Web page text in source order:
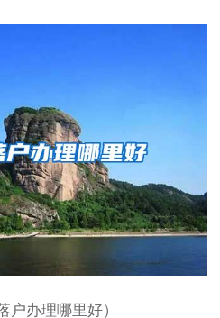
户办理哪里好）